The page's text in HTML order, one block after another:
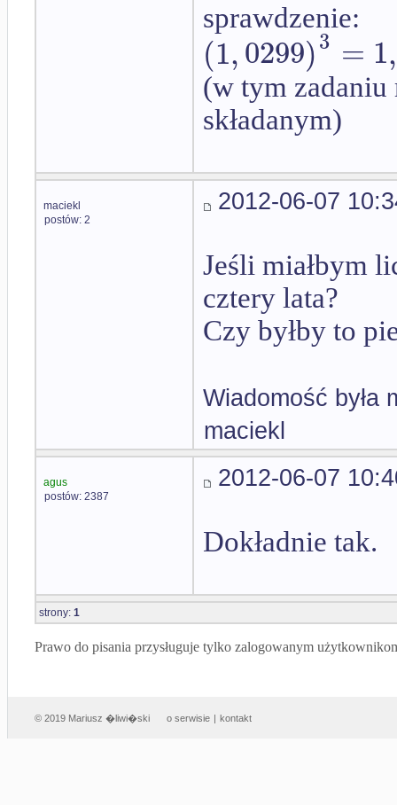
sprawdzenie:
(1,0299)3 = 1,
(w tym zadaniu
składanym)
maciekl
postów: 2
2012-06-07
Jeśli miałbym
cztery lata?
Czy byłby to
Wiadomość była
maciekl
agus
postów: 2387
2012-06-07
Dokładnie tak.
strony: 1
Prawo do pisania przysługuje tylko zalogowanym
© 2019 Mariusz �liwi�ski o serwisie | kontakt